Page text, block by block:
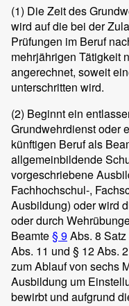
(1) Die Zeit des
wird auf die bei der
Prüfungen im Beruf
mehrjährigen Tätigkeit
angerechnet, soweit
unterschritten wird.
(2) Beginnt ein
Grundwehrdienst oder
künftigen Beruf als
allgemeinbildende
vorgeschriebene
Fachhochschul-,
Ausbildung) oder wird
oder durch
Beamte§ 9Abs. 8
Abs. 11 und § 12 Abs.
zum Ablauf von sechs
Ausbildung um
bewirbt und aufgrund